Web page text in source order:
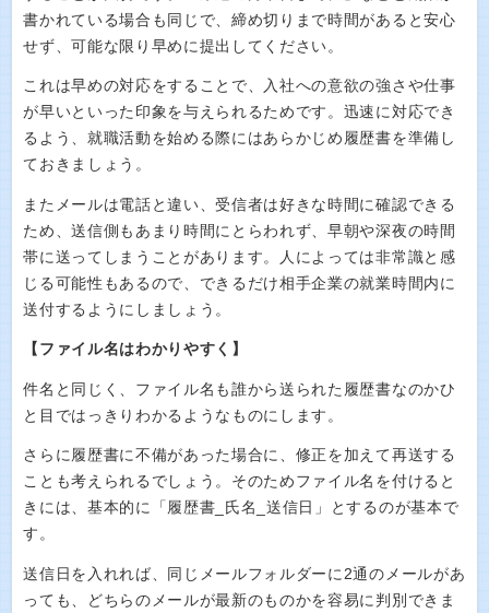
書かれている場合も同じで、締め切りまで時間があると安心
せず、可能な限り早めに提出してください。
これは早めの対応をすることで、入社への意欲の強さや仕事
が早いといった印象を与えられるためです。迅速に対応でき
るよう、就職活動を始める際にはあらかじめ履歴書を準備し
ておきましょう。
またメールは電話と違い、受信者は好きな時間に確認できる
ため、送信側もあまり時間にとらわれず、早朝や深夜の時間
帯に送ってしまうことがあります。人によっては非常識と感
じる可能性もあるので、できるだけ相手企業の就業時間内に
送付するようにしましょう。
【ファイル名はわかりやすく】
件名と同じく、ファイル名も誰から送られた履歴書なのかひ
と目ではっきりわかるようなものにします。
さらに履歴書に不備があった場合に、修正を加えて再送する
ことも考えられるでしょう。そのためファイル名を付けると
きには、基本的に「履歴書_氏名_送信日」とするのが基本で
す。
送信日を入れれば、同じメールフォルダーに2通のメールがあ
っても、どちらのメールが最新のものかを容易に判別できま